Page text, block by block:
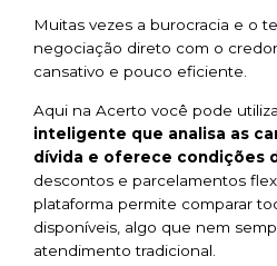
Muitas vezes a burocracia e o
negociação direto com o
cansativo e pouco eficiente.
Aqui na Acerto você pode
inteligente que analisa as
dívida e oferece condições
descontos e parcelamentos
plataforma permite comparar
disponíveis, algo que nem
atendimento tradicional.